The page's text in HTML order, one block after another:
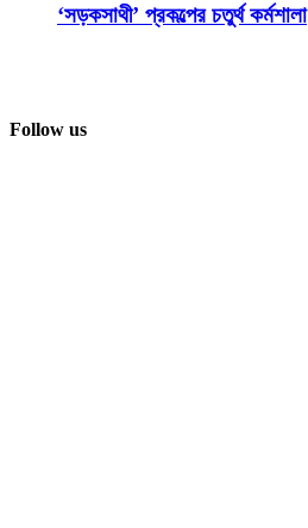
‘সড়কসাথী’ প্রকল্পের চতুর্থ কর্মশালা
Follow us